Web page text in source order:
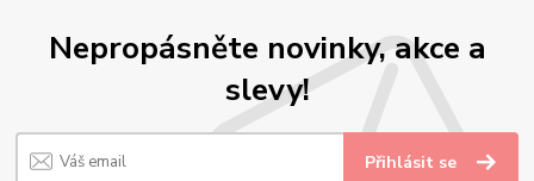
Nepropásněte novinky, akce a
slevy!
Přihlásit se